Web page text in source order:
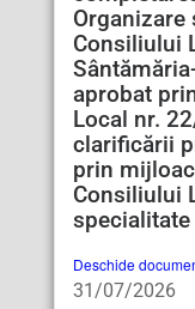
Organizare
Consiliului
aprobat
Local nr.
clarificării
prin
Consiliului
specialitate
Deschide
31/07/2026